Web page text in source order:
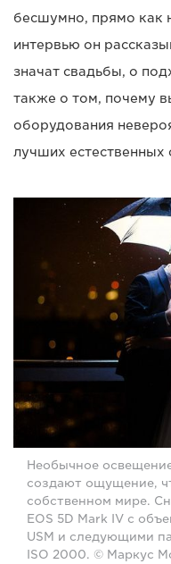
бесшумно, прямо как
интервью он
значат свадьбы, о
также о том, почему
оборудования
лучших
Необычное
создают ощущение,
собственном мире.
EOS 5D Mark IV с
USM и следующими
ISO 2000. © Маркус